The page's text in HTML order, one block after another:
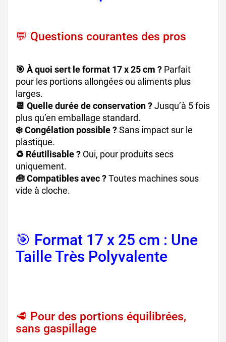
💬 Questions courantes des pros
🎯 À quoi sert le format 17 x 25 cm ? Parfait
pour les portions allongées ou aliments plus
larges.
📆 Quelle durée de conservation ?Jusqu’à 5 fois
plus qu’en emballage standard.
❄️ Congélation possible ?Sans impact sur le
plastique.
♻️ Réutilisable ? Oui, pour produits secs
uniquement.
🧰 Compatibles avec ?Toutes machines sous
vide à cloche.
🎯 Format 17 x 25 cm : Une
Taille Très Polyvalente
🥩 Pour des portions équilibrées,
sans gaspillage